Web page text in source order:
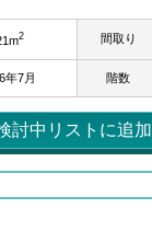
2 間取り
年7月 階数
討中リストに追加